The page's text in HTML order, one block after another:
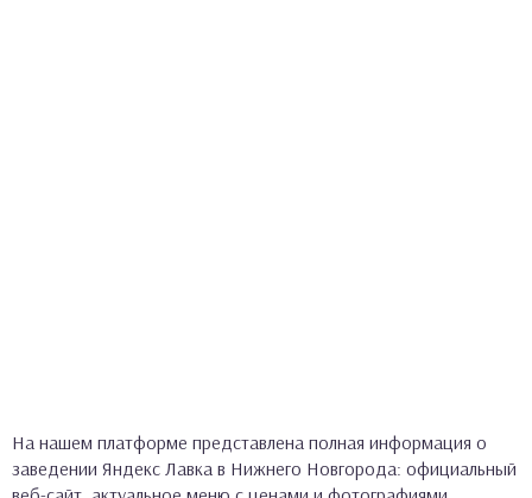
На нашем платформе представлена полная информация о
заведении Яндекс Лавка в Нижнего Новгорода: официальный